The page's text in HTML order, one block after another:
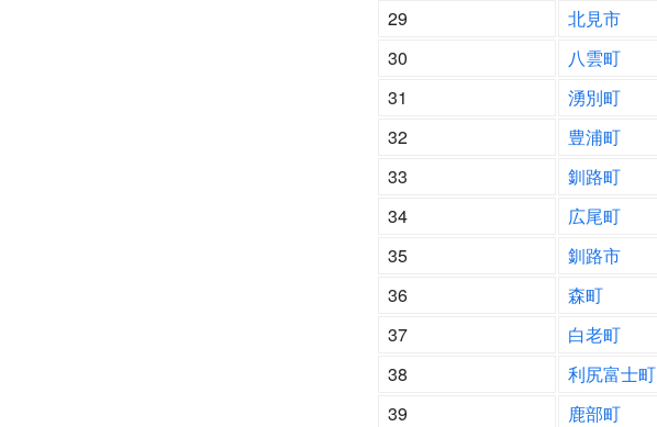
29
北見市
30
八雲町
31
湧別町
32
豊浦町
33
釧路町
34
広尾町
35
釧路市
36
森町
37
白老町
38
利尻富士町
39
鹿部町